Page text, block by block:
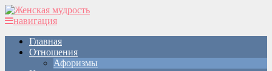
навигация
Главная
Отношения
Афоризмы